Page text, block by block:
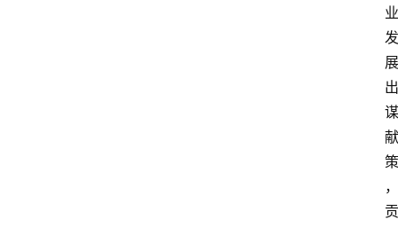
业
发
展
出
谋
献
策
，
贡